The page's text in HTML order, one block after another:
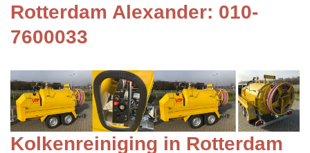
Rotterdam Alexander: 010-
7600033
Kolkenreiniging in Rotterdam